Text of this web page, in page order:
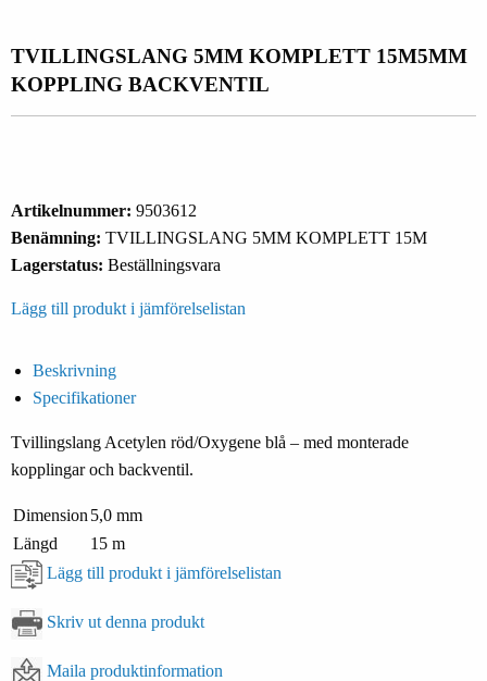
TVILLINGSLANG 5MM KOMPLETT 15M5MM
KOPPLING BACKVENTIL
Artikelnummer: 9503612
Benämning: TVILLINGSLANG 5MM KOMPLETT 15M
Lagerstatus: Beställningsvara
Lägg till produkt i jämförelselistan
Beskrivning
Specifikationer
Tvillingslang Acetylen röd/Oxygene blå – med monterade
kopplingar och backventil.
Dimension 5,0 mm
Längd
15 m
Lägg till produkt i jämförelselistan
Skriv ut denna produkt
Maila produktinformation